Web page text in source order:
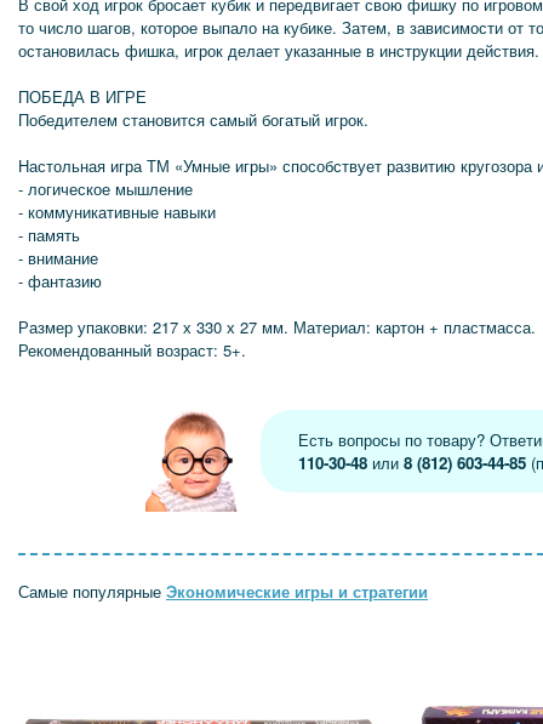
то число шагов, которое выпало на кубике. Затем, в зависимости от
остановилась фишка, игрок делает указанные в инструкции действия.
ПОБЕДА В ИГРЕ
Победителем становится самый богатый игрок.
Настольная игра ТМ «Умные игры» способствует развитию кругозора
- логическое мышление
- коммуникативные навыки
- память
- внимание
- фантазию
Размер упаковки: 217 х 330 х 27 мм. Материал: картон + пластмасса.
Рекомендованный возраст: 5+.
Есть вопросы по товару?
110-30-48 или8 (812) 603-44-85
Самые популярные Экономические игры и стратегии